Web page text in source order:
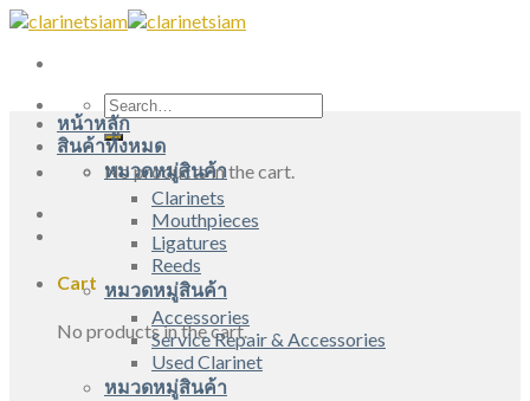
Skip
content
Search
for:
No products in the cart.
Cart
No products in the cart.
หน้าหลัก
สินค้าทั้งหมด
หมวดหมู่สินค้า
Clarinets
Mouthpieces
Ligatures
Reeds
หมวดหมู่สินค้า
Accessories
Service Repair & Accessories
Used Clarinet
หมวดหมู่สินค้า